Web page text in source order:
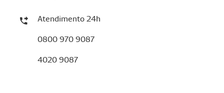
Atendimento 24h
0800 970 9087
4020 9087